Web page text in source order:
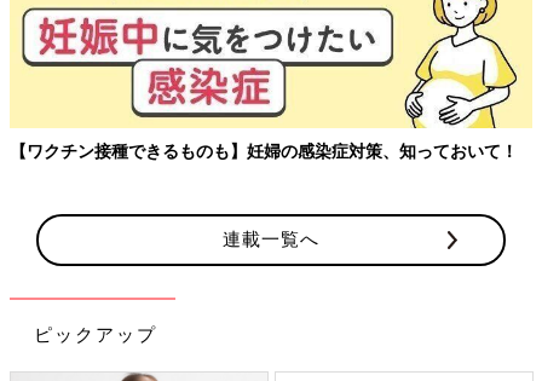
クチン接種できるものも】妊婦の感染症対策、知っておいて！
連載一覧へ
ピックアップ